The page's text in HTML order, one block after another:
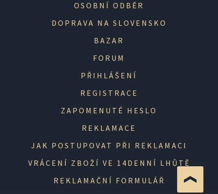
OSOBNÍ ODBĚR
DOPRAVA NA SLOVENSKO
BAZAR
FORUM
PŘIHLÁŠENÍ
REGISTRACE
ZAPOMENUTÉ HESLO
REKLAMACE
JAK POSTUPOVAT PŘI REKLAMACI
VRÁCENÍ ZBOŽÍ VE 14DENNÍ LHŮTĚ
REKLAMAČNÍ FORMULÁŘ